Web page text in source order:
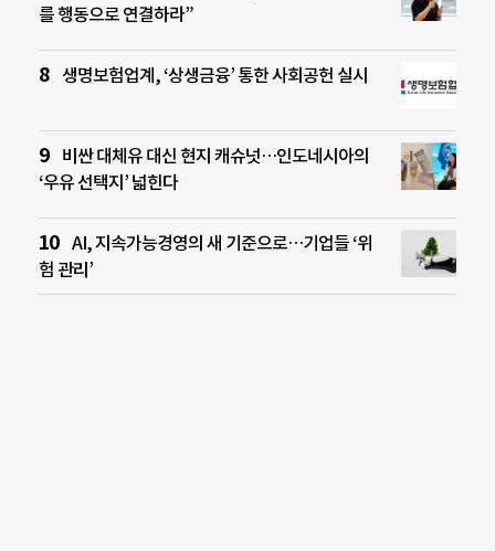
를 행동으로 연결하라”
생명보험업계, ‘상생금융’ 통한 사회공헌 실시
비싼 대체유 대신 현지 캐슈넛…인도네시아의
‘우유 선택지’ 넓힌다
AI, 지속가능경영의 새 기준으로…기업들 ‘위
험 관리’